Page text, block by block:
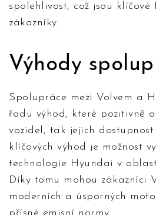
spolehlivost, což jsou
zákazníky.
Výhody
Spolupráce mezi Volvem a
řadu výhod, které pozitivně
vozidel, tak jejich
klíčových výhod je možnost
technologie Hyundai v
Díky tomu mohou zákazníci
moderních a úsporných